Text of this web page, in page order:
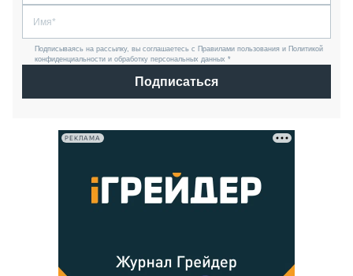
Подписываясь на рассылку, вы соглашаетесь с Правилами пользования и Политикой
конфиденциальности и обработку персональных данных *
Подписаться
РЕКЛАМА